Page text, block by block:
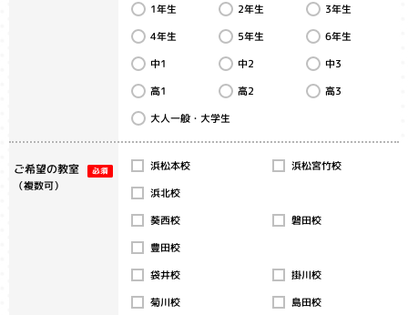
1年生 2年生
3年生
4年生
5年生 6年生
中1 中2
中3
高1
高2 高3
大人一般・大学生
ご希望の教室
（複数可）
浜松本校 浜松宮竹校
浜北校
葵西校
磐田校
豊田校
袋井校
掛川校
菊川校
島田校